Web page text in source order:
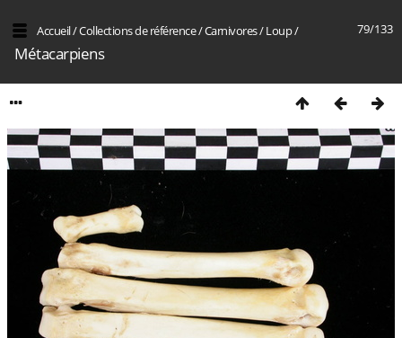
79/133
Accueil/Collections de référence/Carnivores/Loup/
Métacarpiens